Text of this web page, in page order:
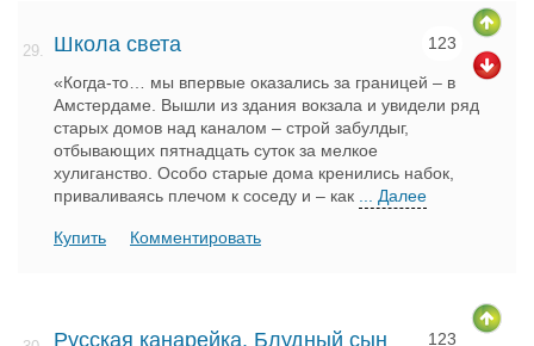
29. Школа света 123
«Когда-то… мы впервые оказались за границей – в
Амстердаме. Вышли из здания вокзала и увидели ряд
старых домов над каналом – строй забулдыг,
отбывающих пятнадцать суток за мелкое
хулиганство. Особо старые дома кренились набок,
приваливаясь плечом к соседу и – как ... Далее
Купить Комментировать
Русская канарейка. Блудный сын 123